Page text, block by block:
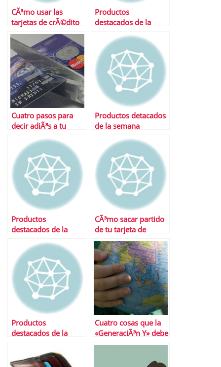
CÃ³mo usar las
tarjetas de crÃ©dito
Productos
destacados de la
Cuatro pasos para
decir adiÃ³s a tu
Productos detacados
de la semana
Productos
destacados de la
CÃ³mo sacar partido
de tu tarjeta de
crÃ©dito
Productos
destacados de la
Cuatro cosas que la
«GeneraciÃ³n Y» debe
aprender sobre el